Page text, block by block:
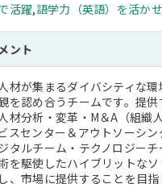
活躍,語学力（英語）を活か
ント
材が集まるダイバシティな環
を認め合うチームです。提
材分析・変革・M＆A（組織
スセンター＆アウトソーシ
タルチーム・テクノロジー
を駆使したハイブリットな
、市場に提供することを目指